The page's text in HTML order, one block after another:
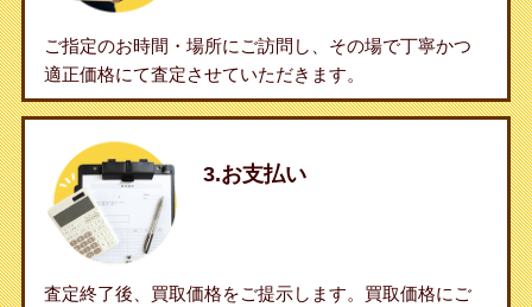
ご指定のお時間・場所にご訪問し、その場で丁寧かつ
適正価格にて査定させていただきます。
3.お支払い
査定終了後、買取価格をご提示します。買取価格にご